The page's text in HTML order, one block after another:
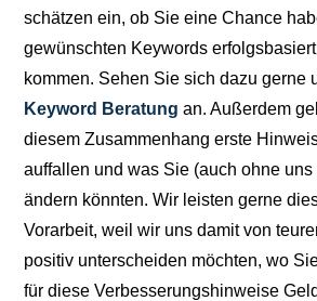
schätzen ein, ob Sie eine Chance
gewünschten Keywords
kommen. Sehen Sie sich dazu gerne
Keyword Beratung an. Außerdem
diesem Zusammenhang erste
auffallen und was Sie (auch ohne
ändern könnten. Wir leisten gerne
Vorarbeit, weil wir uns damit von
positiv unterscheiden möchten, wo
für diese Verbesserungshinweise